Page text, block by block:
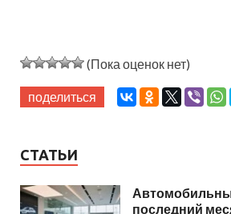
(Пока оценок нет)
поделиться
СТАТЬИ
последний